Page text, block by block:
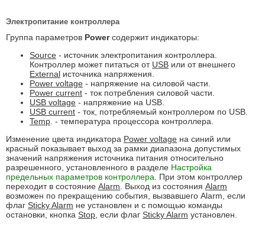
Электропитание контроллера
Группа параметров Powerсодержит индикаторы:
Source - источник электропитания контроллера.
Контроллер может питаться от USB или от внешнего
External источника напряжения.
Power voltage - напряжение на силовой части.
Power current - ток потребления силовой части.
USB voltage - напряжение на USB.
USB current - ток, потребляемый контроллером по USB.
Temp. - температура процессора контроллера.
Изменение цвета индикатора Power voltage на синий или
красный показывает выход за рамки диапазона допустимых
значений напряжения источника питания относительно
разрешенного, установленного в разделе Настройка
предельных параметров контроллера. При этом контроллер
переходит в состояние Alarm. Выход из состояния Alarm
возможен по прекращению события, вызвавшего Alarm, если
флаг Sticky Alarm не установлен и с помощью команды
остановки, кнопка Stop, если флаг Sticky Alarm установлен.